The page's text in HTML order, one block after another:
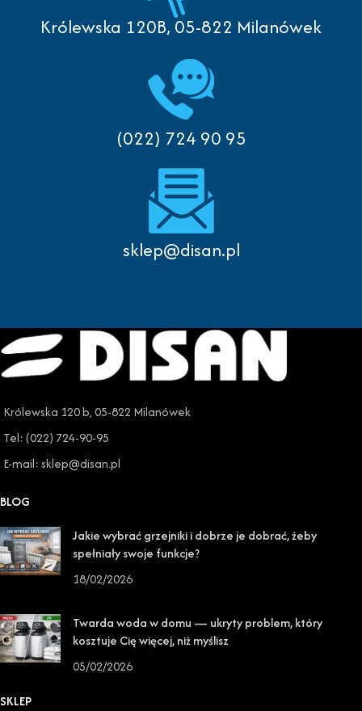
Królewska 120B, 05-822 Milanówek
(022) 724 90 95
sklep@disan.pl
Królewska 120 b, 05-822 Milanówek
Tel: (022) 724-90-95
E-mail: sklep@disan.pl
BLOG
Jakie wybrać grzejniki i dobrze je dobrać, żeby
spełniały swoje funkcje?
18/02/2026
Twarda woda w domu — ukryty problem, który
kosztuje Cię więcej, niż myślisz
05/02/2026
SKLEP